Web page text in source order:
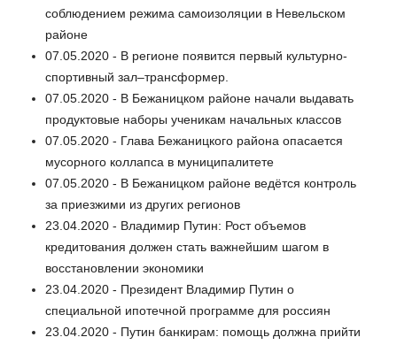
соблюдением режима самоизоляции в Невельском
районе
07.05.2020 - В регионе появится первый культурно-
спортивный зал–трансформер.
07.05.2020 - В Бежаницком районе начали выдавать
продуктовые наборы ученикам начальных классов
07.05.2020 - Глава Бежаницкого района опасается
мусорного коллапса в муниципалитете
07.05.2020 - В Бежаницком районе ведётся контроль
за приезжими из других регионов
23.04.2020 - Владимир Путин: Рост объемов
кредитования должен стать важнейшим шагом в
восстановлении экономики
23.04.2020 - Президент Владимир Путин о
специальной ипотечной программе для россиян
23.04.2020 - Путин банкирам: помощь должна прийти